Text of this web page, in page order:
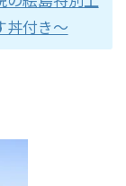
丼付き～